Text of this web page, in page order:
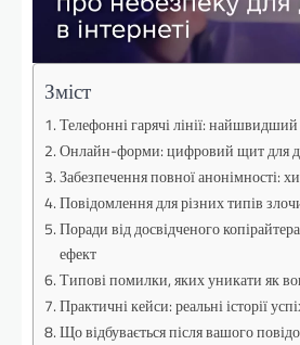
Зміст
Телефонні гарячі лінії: найшвидший
Онлайн-форми: цифровий щит для
Забезпечення повної анонімності:
Повідомлення для різних типів
Поради від досвідченого
ефект
Типові помилки, яких уникати як
Практичні кейси: реальні історії
Що відбувається після вашого